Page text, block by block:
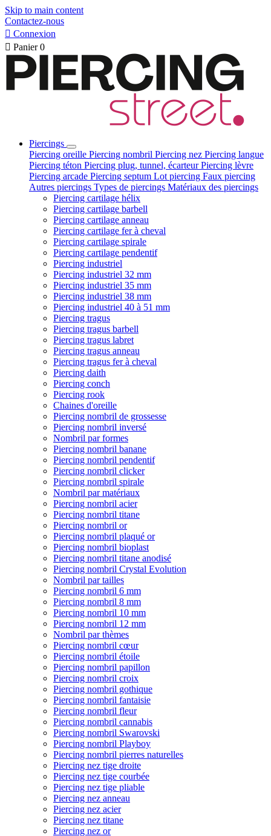
Skip to main content
Contactez-nous
 Connexion
 Panier 0
Piercings
Piercing oreille Piercing nombril Piercing nez Piercing langue
Piercing téton Piercing plug, tunnel, écarteurPiercing lèvre
Piercing arcade Piercing septum Lot piercing Faux piercing
Autres piercings Types de piercings Matériaux des piercings
Piercing cartilage hélix
Piercing cartilage barbell
Piercing cartilage anneau
Piercing cartilage fer à cheval
Piercing cartilage spirale
Piercing cartilage pendentif
Piercing industriel
Piercing industriel 32 mm
Piercing industriel 35 mm
Piercing industriel 38 mm
Piercing industriel 40 à 51 mm
Piercing tragus
Piercing tragus barbell
Piercing tragus labret
Piercing tragus anneau
Piercing tragus fer à cheval
Piercing daith
Piercing conch
Piercing rook
Chaines d'oreille
Piercing nombril de grossesse
Piercing nombril inversé
Nombril par formes
Piercing nombril banane
Piercing nombril pendentif
Piercing nombril clicker
Piercing nombril spirale
Nombril par matériaux
Piercing nombril acier
Piercing nombril titane
Piercing nombril or
Piercing nombril plaqué or
Piercing nombril bioplast
Piercing nombril titane anodisé
Piercing nombril Crystal Evolution
Nombril par tailles
Piercing nombril 6 mm
Piercing nombril 8 mm
Piercing nombril 10 mm
Piercing nombril 12 mm
Nombril par thèmes
Piercing nombril cœur
Piercing nombril étoile
Piercing nombril papillon
Piercing nombril croix
Piercing nombril gothique
Piercing nombril fantaisie
Piercing nombril fleur
Piercing nombril cannabis
Piercing nombril Swarovski
Piercing nombril Playboy
Piercing nombril pierres naturelles
Piercing nez tige droite
Piercing nez tige courbée
Piercing nez tige pliable
Piercing nez anneau
Piercing nez acier
Piercing nez titane
Piercing nez or